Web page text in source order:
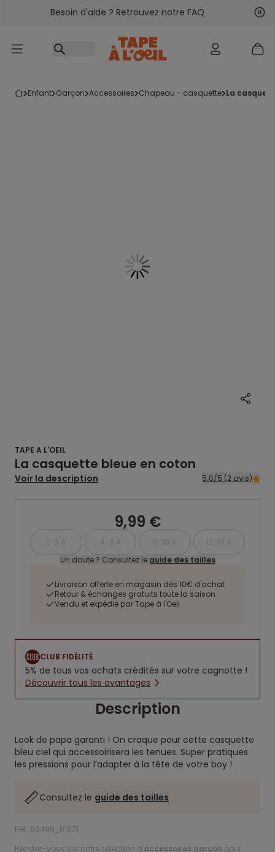
Accéder au contenu
Besoin d'aide ? Retrouvez notre FAQ
enfant garçon accessoires chapeau - casquette la
TAPE A L'OEIL
La casquette bleue en coton
Voir la description 5.0/5 (2 avis)
9,99 €
2-3 A 4-6 A 8-10 A
12-14 A
Un doute ? Consultez le guide des tailles
Livraison offerte en magasin dès 10€ d'achat
Retour & échanges gratuits toute la saison
Vendu et expédié par Tape à l'Oeil
CLUB FIDÉLITÉ
5% de tous vos achats crédités sur votre cagnotte !
Découvrir tous les avantages
Description
Look de papa garanti ! On craque pour cette casquette
bleu ciel qui accessoirisera les tenues. Super pratiques
les pressions pour l’adapter à la tête de votre boy !
Consultez le guide des tailles
Ref. 86496_01671
Rendez-vous sur notre sélection d'accessoires garçon pour